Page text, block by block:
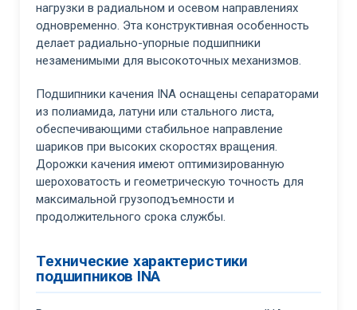
нагрузки в радиальном и осевом направлениях
одновременно. Эта конструктивная особенность
делает радиально-упорные подшипники
незаменимыми для высокоточных механизмов.
Подшипники качения INA оснащены сепараторами
из полиамида, латуни или стального листа,
обеспечивающими стабильное направление
шариков при высоких скоростях вращения.
Дорожки качения имеют оптимизированную
шероховатость и геометрическую точность для
максимальной грузоподъемности и
продолжительного срока службы.
Технические характеристики
подшипников INA